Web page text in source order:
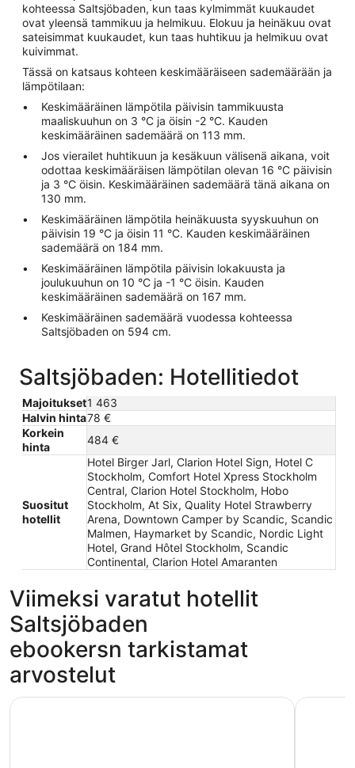
kohteessa Saltsjöbaden, kun taas kylmimmät kuukaudet
ovat yleensä tammikuu ja helmikuu. Elokuu ja heinäkuu ovat
sateisimmat kuukaudet, kun taas huhtikuu ja helmikuu ovat
kuivimmat.
Tässä on katsaus kohteen keskimääräiseen sademäärään ja
lämpötilaan:
Keskimääräinen lämpötila päivisin tammikuusta
maaliskuuhun on 3 °C ja öisin -2 °C. Kauden
keskimääräinen sademäärä on 113 mm.
Jos vierailet huhtikuun ja kesäkuun välisenä aikana, voit
odottaa keskimääräisen lämpötilan olevan 16 °C päivisin
ja 3 °C öisin. Keskimääräinen sademäärä tänä aikana on
130 mm.
Keskimääräinen lämpötila heinäkuusta syyskuuhun on
päivisin 19 °C ja öisin 11 °C. Kauden keskimääräinen
sademäärä on 184 mm.
Keskimääräinen lämpötila päivisin lokakuusta ja
joulukuuhun on 10 °C ja -1 °C öisin. Kauden
keskimääräinen sademäärä on 167 mm.
Keskimääräinen sademäärä vuodessa kohteessa
Saltsjöbaden on 594 cm.
Saltsjöbaden: Hotellitiedot
Majoitukset1 463
Halvin hinta78 €
Korkein
hinta
484 €
Suositut
hotellit
Hotel Birger Jarl, Clarion Hotel Sign, Hotel C
Stockholm, Comfort Hotel Xpress Stockholm
Central, Clarion Hotel Stockholm, Hobo
Stockholm, At Six, Quality Hotel Strawberry
Arena, Downtown Camper by Scandic, Scandic
Malmen, Haymarket by Scandic, Nordic Light
Hotel, Grand Hôtel Stockholm, Scandic
Continental, Clarion Hotel Amaranten
Viimeksi varatut hotellit
Saltsjöbaden
ebookersn tarkistamat
arvostelut
Hotel Birger Jarl Comfort